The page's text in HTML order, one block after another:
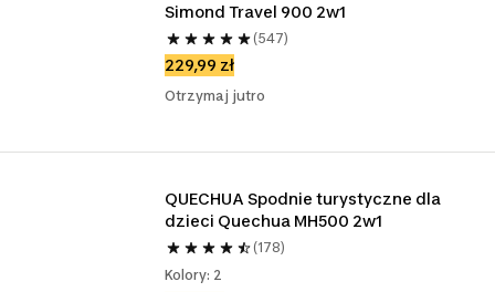
Simond Travel 900 2w1
(547)
229,99 zł
Otrzymaj jutro
QUECHUA Spodnie turystyczne dla
dzieci Quechua MH500 2w1
(178)
Kolory: 2